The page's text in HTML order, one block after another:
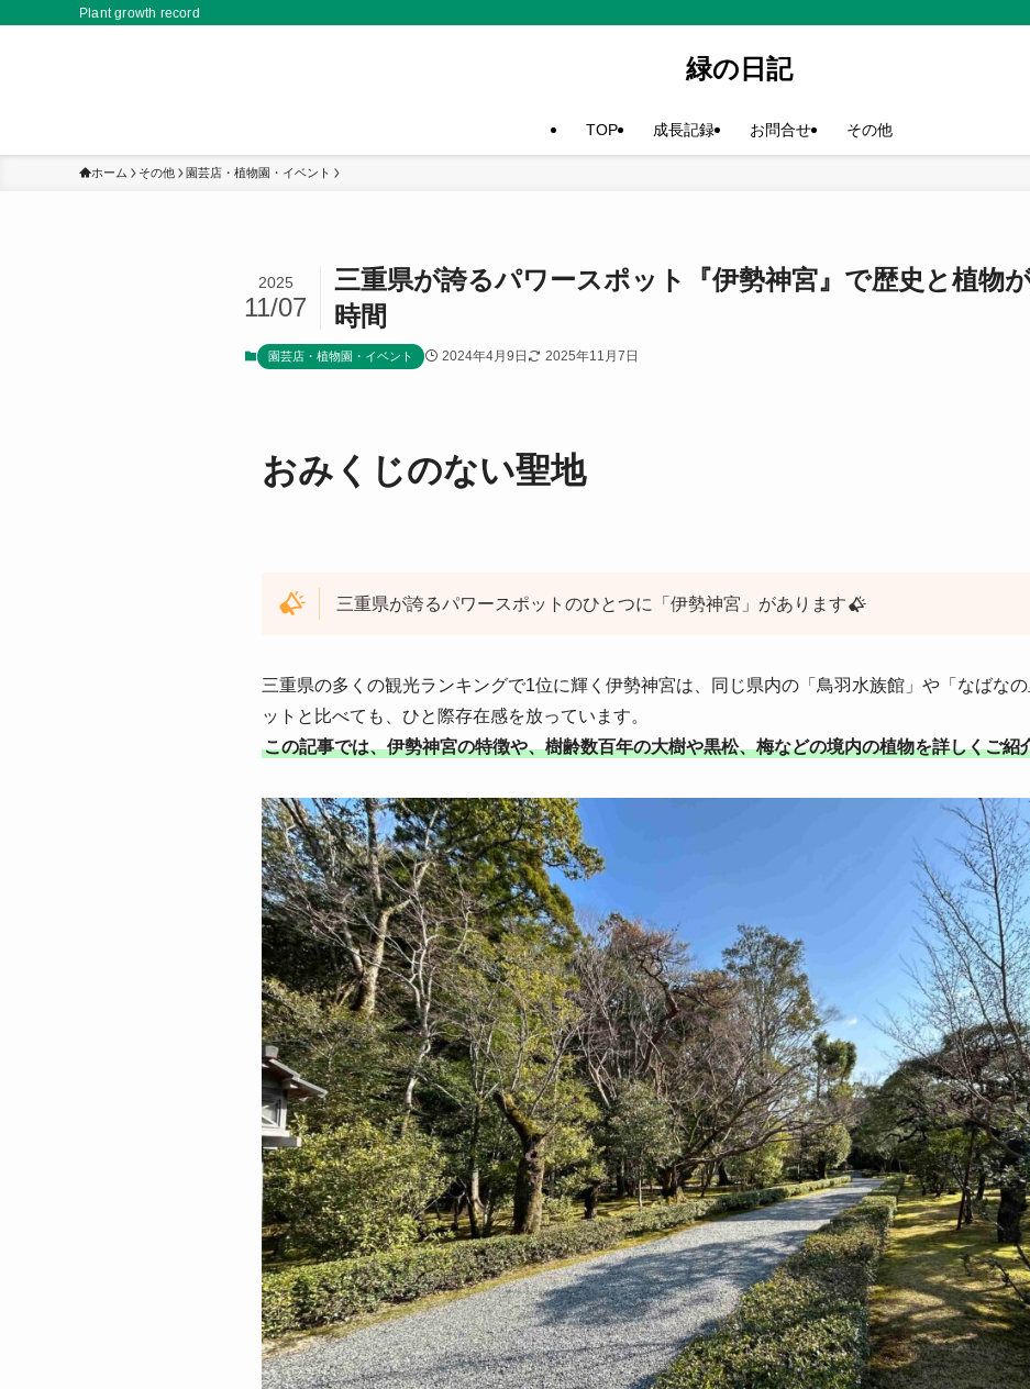
Plant growth record
緑の日記
TOP 成長記録 お問合せ その他
ホーム その他 園芸店・植物園・イベント
三重県が誇るパワースポット『伊勢神宮』で歴史と植物
時間
2025
11/07
園芸店・植物園・イベント 2024年4月9日 2025年11月7日
おみくじのない聖地
三重県が誇るパワースポットのひとつに「伊勢神宮」があります
三重県の多くの観光ランキングで1位に輝く伊勢神宮は、同じ県内の「鳥羽水族館」や「なばな
ットと比べても、ひと際存在感を放っています。
この記事では、伊勢神宮の特徴や、樹齢数百年の大樹や黒松、梅などの境内の植物を詳しくご紹